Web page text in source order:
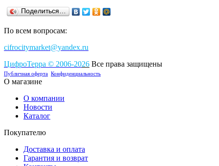
Поделиться…
По всем вопросам:
cifrocitymarket@yandex.ru
ЦифроТерра © 2006-2026 Все права защищены
Публичная оферта Конфиденциальность
О магазине
О компании
Новости
Каталог
Покупателю
Доставка и оплата
Гарантия и возврат